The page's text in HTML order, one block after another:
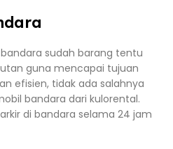
sudah barang tentu
guna mencapai tujuan
efisien, tidak ada salahnya
bandara dari kulorental.
di bandara selama 24 jam